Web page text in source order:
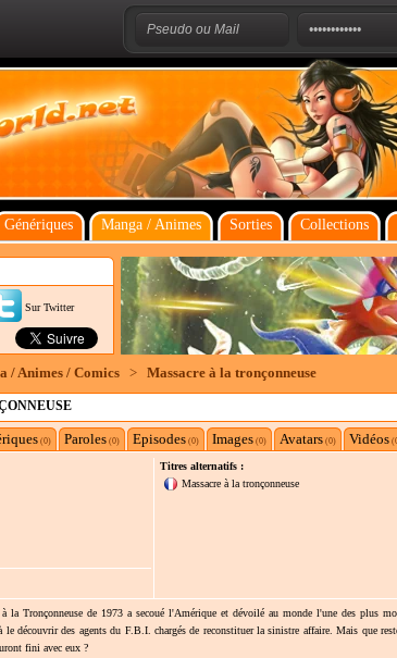
Génériques Manga / Animes Sorties Collections
Sur Twitter
/ Animes / Comics > Massacre à la tronçonneuse
(0) Paroles(0) Episodes(0) Images(0) Avatars(0) Vidéos
Titres alternatifs :
Massacre à la tronçonneuse
la Tronçonneuse de 1973 a secoué l'Amérique et dévoilé au monde l'une des plus
le découvrir des agents du F.B.I. chargés de reconstituer la sinistre affaire. Mais que
fini avec eux ?